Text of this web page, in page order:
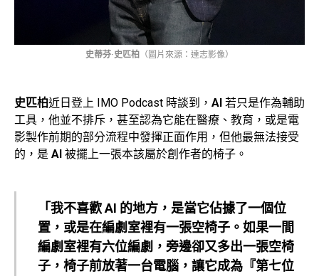
史蒂芬·史匹柏 （圖片來源：達志影像）
史匹柏近日登上 IMO Podcast 時談到， AI 若只是作為輔助
工具，他並不排斥，甚至認為它能在醫療、教育，或是電
影製作前期的部分流程中發揮正面作用，但他最無法接受
的，是 AI 被擺上一張本該屬於創作者的椅子。
「我不喜歡 AI 的地方，是當它佔據了一個位
置，或是在編劇室裡有一張空椅子。如果一間
編劇室裡有六位編劇，旁邊卻又多出一張空椅
子，椅子前放著一台電腦，讓它成為『第七位